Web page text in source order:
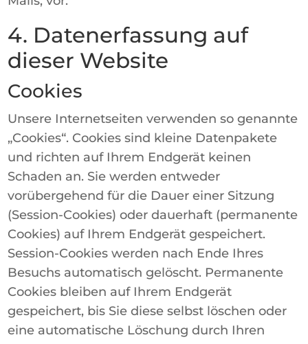
4. Datenerfassung auf
dieser Website
Cookies
Unsere Internetseiten verwenden so genannte
„Cookies“. Cookies sind kleine Datenpakete
und richten auf Ihrem Endgerät keinen
Schaden an. Sie werden entweder
vorübergehend für die Dauer einer Sitzung
(Session-Cookies) oder dauerhaft (permanente
Cookies) auf Ihrem Endgerät gespeichert.
Session-Cookies werden nach Ende Ihres
Besuchs automatisch gelöscht. Permanente
Cookies bleiben auf Ihrem Endgerät
gespeichert, bis Sie diese selbst löschen oder
eine automatische Löschung durch Ihren